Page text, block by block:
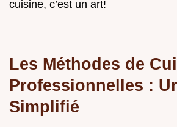
cuisine, c’est un art!
Les Méthodes de
Professionnelles :
Simplifié